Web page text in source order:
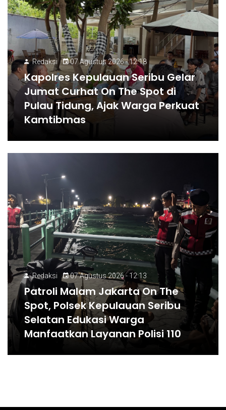
Redaksi 07 Agustus 2026 - 12:18
Kapolres Kepulauan Seribu Gelar
Jumat Curhat On The Spot di
Pulau Tidung, Ajak Warga Perkuat
Kamtibmas
Redaksi 07 Agustus 2026 - 12:13
Patroli Malam Jakarta On The
Spot, Polsek Kepulauan Seribu
Selatan Edukasi Warga
Manfaatkan Layanan Polisi 110